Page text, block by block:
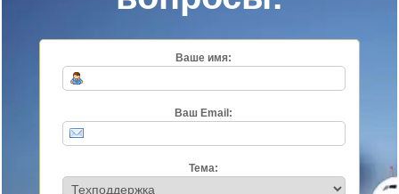
Ваше имя:
Ваш Email:
Тема: